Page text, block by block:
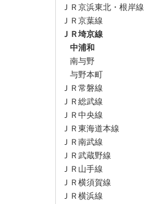
ＪＲ京浜東北・根岸線
ＪＲ京葉線
ＪＲ埼京線
中浦和
南与野
与野本町
ＪＲ常磐線
ＪＲ総武線
ＪＲ中央線
ＪＲ東海道本線
ＪＲ南武線
ＪＲ武蔵野線
ＪＲ山手線
ＪＲ横須賀線
ＪＲ横浜線